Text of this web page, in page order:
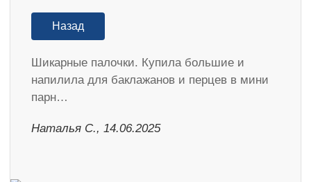
Назад
Шикарные палочки. Купила большие и
напилила для баклажанов и перцев в мини
парн…
Наталья С., 14.06.2025